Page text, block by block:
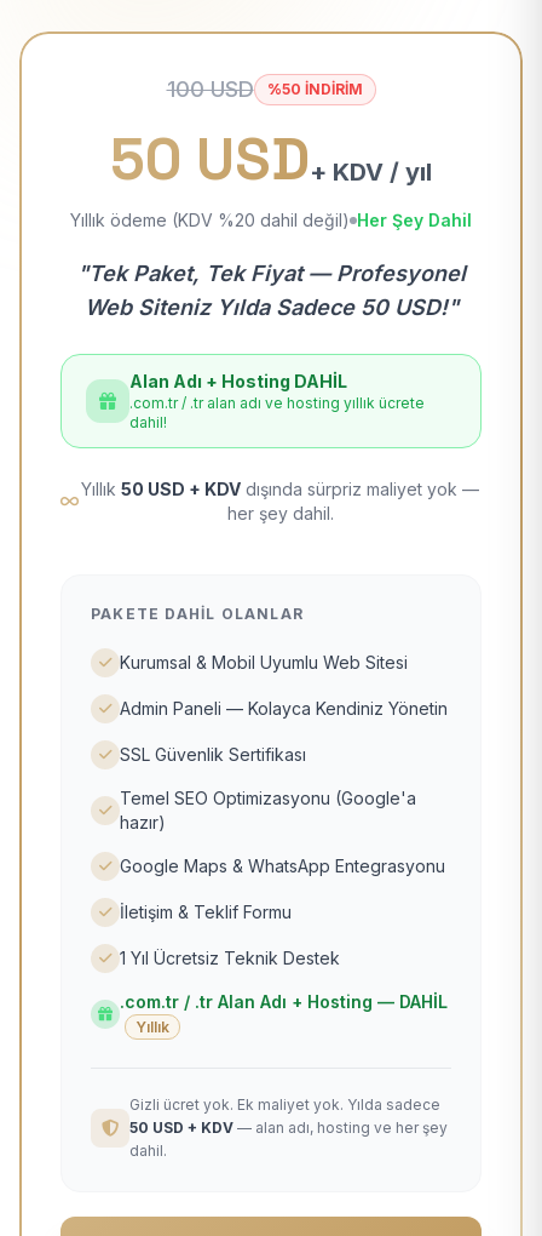
100 USD %50 İNDİRİM
50 USD+ KDV / yıl
Yıllık ödeme (KDV %20 dahil değil) Her Şey Dahil
"Tek Paket, Tek Fiyat — Profesyonel
Web Siteniz Yılda Sadece 50 USD!"
Alan Adı + Hosting DAHİL
.com.tr / .tr alan adı ve hosting yıllık ücrete
dahil!
Yıllık 50 USD + KDV dışında sürpriz maliyet yok —
her şey dahil.
PAKETE DAHIL OLANLAR
Kurumsal & Mobil Uyumlu Web Sitesi
Admin Paneli — Kolayca Kendiniz Yönetin
SSL Güvenlik Sertifikası
Temel SEO Optimizasyonu (Google'a
hazır)
Google Maps & WhatsApp Entegrasyonu
İletişim & Teklif Formu
1 Yıl Ücretsiz Teknik Destek
.com.tr / .tr Alan Adı + Hosting — DAHİL
Yıllık
Gizli ücret yok. Ek maliyet yok. Yılda sadece
50 USD + KDV — alan adı, hosting ve her şey
dahil.